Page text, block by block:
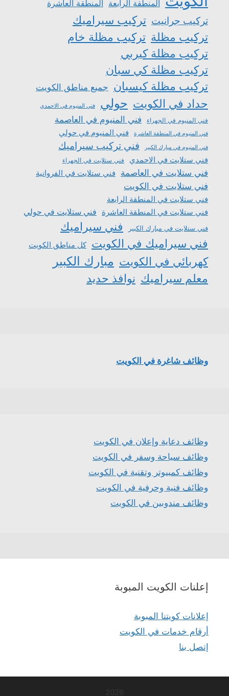
المنطقة الرابعة المنطقة العاشرة
تركيب جرانيت تركيب سيراميك
تركيب مظلة تركيب مظلة خام
تركيب مظلة كيربي
تركيب مظلة كي سبان
تركيب مظلة كيسبان جميع مناطق الكويت
حداد في الكويت حولي فني المنيوم في الاحمدي
فني المنيوم في الجهراء فني المنيوم في العاصمة
فني المنيوم في المنطقة العاشرة فني المنيوم في حولي
فني المنيوم في مبارك الكبير فني تركيب سيراميك
فني ستلايت في الاحمدي فني ستلايت في الجهراء
فني ستلايت في العاصمة فني ستلايت في الفروانية
فني ستلايت في الكويت
فني ستلايت في المنطقة الرابعة
فني ستلايت في المنطقة العاشرة فني ستلايت في حولي
فني ستلايت في مبارك الكبير
فني سيراميك
فني سيراميك في الكويت
كل مناطق الكويت
كهربائي في الكويت مبارك الكبير
معلم سيراميك نوافذ حديد
وظائف شاغرة في الكويت
وظائف دعاية وإعلان في الكويت
وظائف سياحة وسفر في الكويت
وظائف كمبيوتر وتقنية في الكويت
وظائف فنية وحرفية في الكويت
وظائف مندوبين في الكويت
إعلنات الكويت المبوبة
إعلانات كويتنا المبوبة
أرقام خدمات في الكويت
إتصل بنا
2026